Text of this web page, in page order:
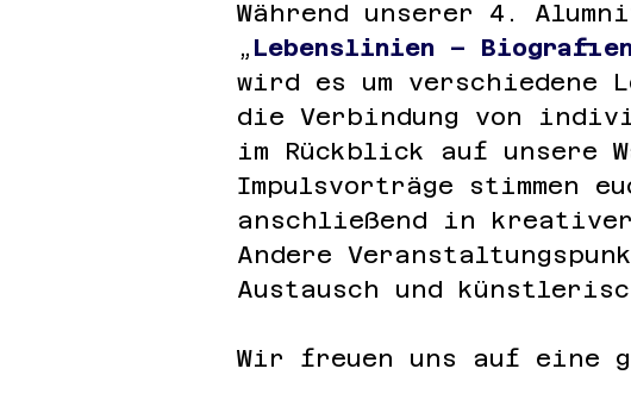
Während unserer 4.
„ Lebenslinien –
wird es um verschiedene
die Verbindung von
im Rückblick auf unsere
Impulsvorträge stimmen
anschließend in
Andere
Austausch und
Wir freuen uns auf eine